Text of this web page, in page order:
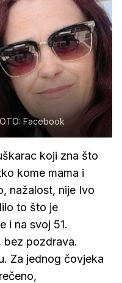
Facebook
koji zna što
kome mama i
nažalost, nije Ivo
to što je
i na svoj 51.
bez pozdrava.
Za jednog čovjeka